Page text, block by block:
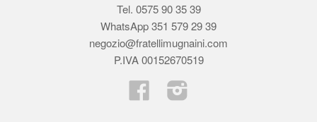
Tel. 0575 90 35 39
WhatsApp 351 579 29 39
negozio@fratellimugnaini.com
P.IVA 00152670519
Facebook